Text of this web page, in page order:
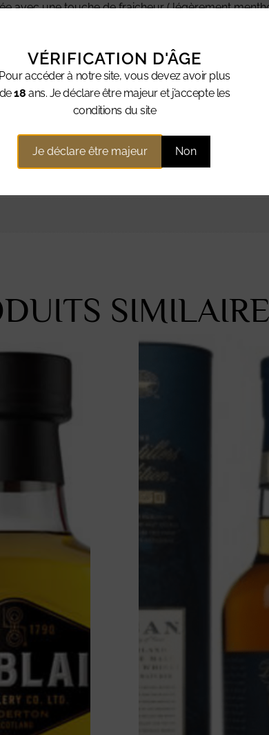
avec une touche de fraicheur ( légèrement
le chêne, le cacao,En incorporant un trait d’eau,
VÉRIFICATION D'ÂGE
Pour accéder à notre site, vous devez avoir plus
de18 ans. Je déclare être majeur et j’accepte les
conditions du site
Je déclare être majeur Non